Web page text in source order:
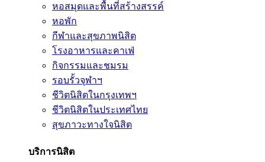
หอสมุดและพื้นที่สร้างสรรค์
หอพัก
กีฬาและสุขภาพนิสิต
โรงอาหารและคาเฟ่
กิจกรรมและชมรม
รอบรั้วจุฬาฯ
ชีวิตนิสิตในกรุงเทพฯ
ชีวิตนิสิตในประเทศไทย
สุขภาวะทางใจนิสิต
บริการนิสิต